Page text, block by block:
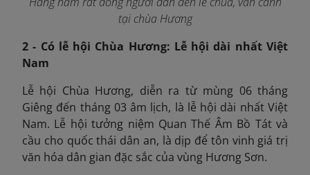
tại chùa Hương
2 - Có lễ hội Chùa Hương: Lễ hội dài nhất Việt
Nam
Lễ hội Chùa Hương, diễn ra từ mùng 06 tháng
Giêng đến tháng 03 âm lịch, là lễ hội dài nhất Việt
Nam. Lễ hội tưởng niệm Quan Thế Âm Bồ Tát và
cầu cho quốc thái dân an, là dịp để tôn vinh giá trị
văn hóa dân gian đặc sắc của vùng Hương Sơn.